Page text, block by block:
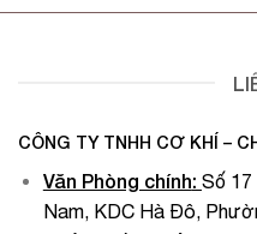
CÔNG TY TNHH CƠ KHÍ –
Văn Phòng chính: Số
Nam, KDC Hà Đô,